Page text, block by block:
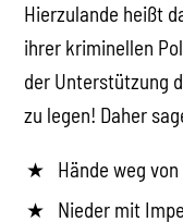
Hierzulande heißt
ihrer kriminellen
der Unterstützung
zu legen! Daher
Hände weg
Nieder mit